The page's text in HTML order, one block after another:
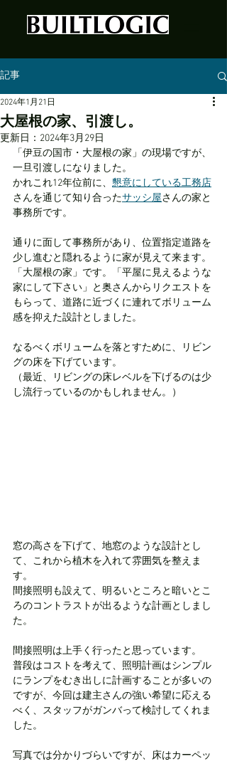
記事
大屋根の家、引渡し。
2024年1月21日
更新日： 2024年3月29日
「伊豆の国市・大屋根の家」の現場ですが、
一旦引渡しになりました。
かれこれ12年位前に、 懇意にしている工務店
さんを通じて知り合ったサッシ屋さんの家と
事務所です。
通りに面して事務所があり、位置指定道路を
少し進むと隠れるように家が見えて来ます。
「大屋根の家」です。「平屋に見えるような
家にして下さい」と奥さんからリクエストを
もらって、道路に近づくに連れてボリューム
感を抑えた設計としました。
なるべくボリュームを落とすために、リビン
グの床を下げています。
（最近、リビングの床レベルを下げるのは少
し流行っているのかもしれません。）
窓の高さを下げて、地窓のような設計とし
て、これから植木を入れて雰囲気を整えま
す。
間接照明も設えて、明るいところと暗いとこ
ろのコントラストが出るような計画としまし
た。
間接照明は上手く行ったと思っています。
普段はコストを考えて、照明計画はシンプル
にランプをむき出しに計画することが多いの
ですが、今回は建主さんの強い希望に応える
べく、スタッフがガンバって検討してくれま
した。
写真では分かりづらいですが、床はカーペッ